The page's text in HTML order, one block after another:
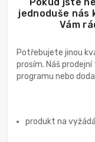
jednoduše nás
Vám
Potřebujete jinou
prosím. Náš
programu nebo
produkt na